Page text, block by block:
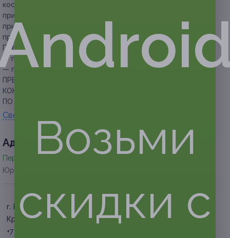
костюм многоразового использования, который можно
приобрести в студии красоты (стоимость — 950 руб.) или
принести свой. Допускаются костюмы только подлинного
производства LPG (с эмблемой производителя на груди).
Продолжительность:
— процедуры LPG-эндермолифта — 40 минут,
— процедуры LPG-массажа — 40 минут.
ПРЕДУПРЕЖДАЕМ О НЕОБХОДИМОСТИ ПОЛУЧЕНИЯ
КОНСУЛЬТАЦИИ У ВРАЧА-СПЕЦИАЛИСТА
ПО ОКАЗЫВАЕМЫМ УСЛУГАМ И ПРОТИВОПОКАЗАНИЯМ.
Свернуть
Адресa
Перейти на сайт партнера
Юридическая информация о партнёре
г. Барнаул, пр-т
Красноармейский, д. 111
+7 (3852) 58-15-74
Возьми
скидки с